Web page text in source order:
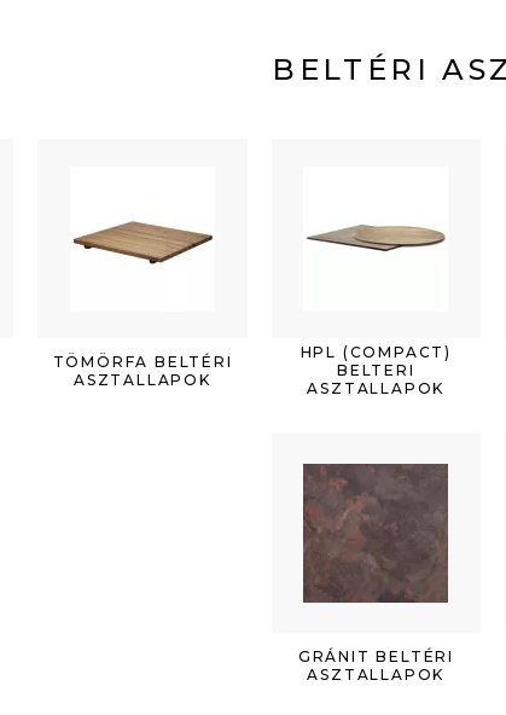
BELTÉRI
TÖMÖRFA BELTÉRI
ASZTALLAPOK
HPL (COMPACT)
BELTERI
ASZTALLAPOK
GRÁNIT BELTÉRI
ASZTALLAPOK